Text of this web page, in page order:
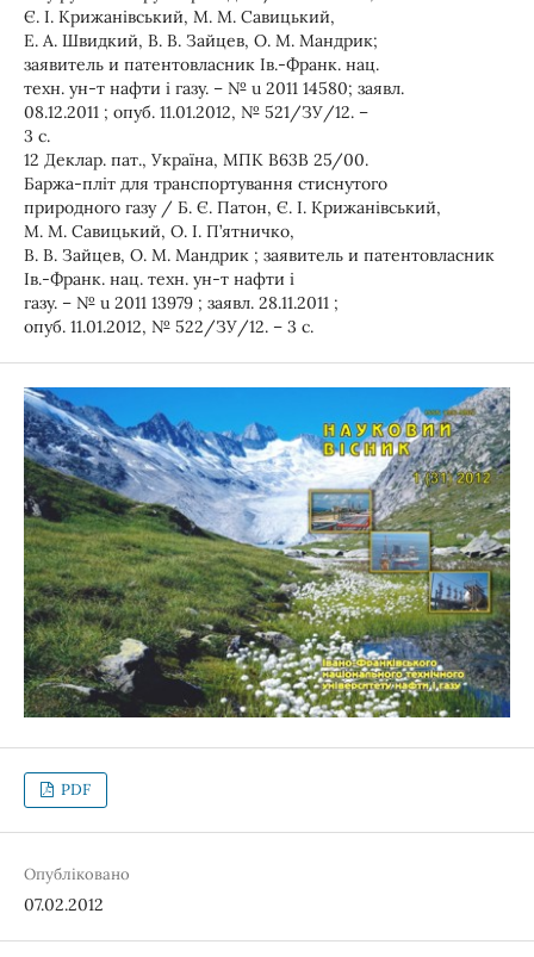
Є. І. Крижанівський, М. М. Савицький,
Е. А. Швидкий, В. В. Зайцев, О. М. Мандрик;
заявитель и патентовласник Ів.-Франк. нац.
техн. ун-т нафти і газу. – № u 2011 14580; заявл.
08.12.2011 ; опуб. 11.01.2012, № 521/ЗУ/12. –
3 с.
12 Деклар. пат., Україна, МПК В63В 25/00.
Баржа-пліт для транспортування стиснутого
природного газу / Б. Є. Патон, Є. І. Крижанівський,
М. М. Савицький, О. І. П’ятничко,
В. В. Зайцев, О. М. Мандрик ; заявитель и патентовласник
Ів.-Франк. нац. техн. ун-т нафти і
газу. – № u 2011 13979 ; заявл. 28.11.2011 ;
опуб. 11.01.2012, № 522/ЗУ/12. – 3 с.
PDF
Опубліковано
07.02.2012